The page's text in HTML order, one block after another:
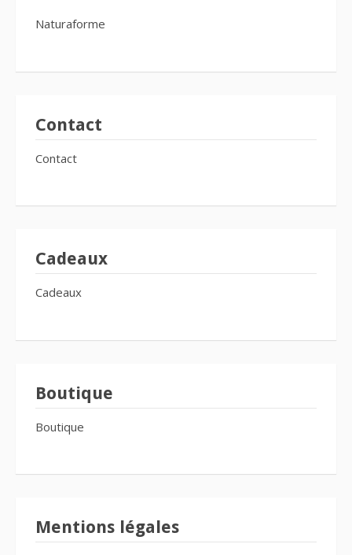
Naturaforme
Contact
Contact
Cadeaux
Cadeaux
Boutique
Boutique
Mentions légales